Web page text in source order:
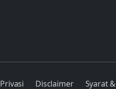
Privasi Disclaimer Syarat